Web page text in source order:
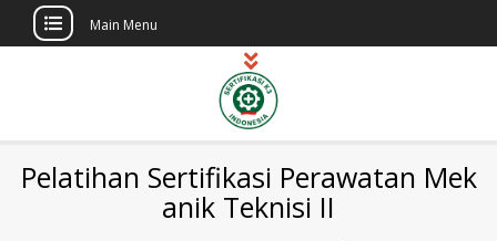
Main Menu
Sertifikasi K3
Indonesia
Berlisensi
Pelatihan Sertifikasi Perawatan Mek
anik Teknisi II